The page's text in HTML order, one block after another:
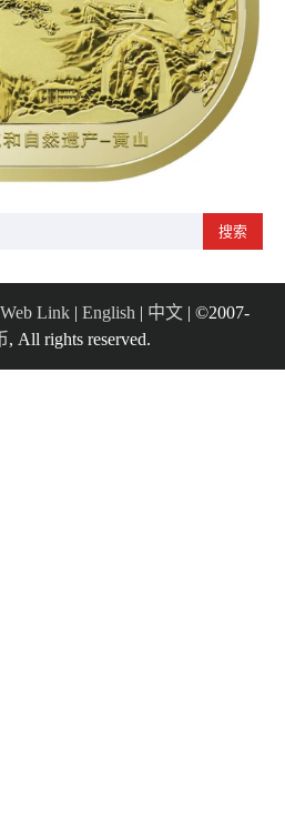
Web Link | English | 中文 | ©2007-
, All rights reserved.